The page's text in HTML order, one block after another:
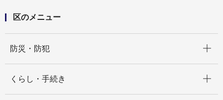
区のメニュー
防災・防犯
くらし・手続き